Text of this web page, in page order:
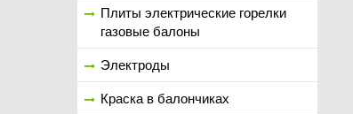
Плиты электрические горелки
газовые балоны
Электроды
Краска в балончиках